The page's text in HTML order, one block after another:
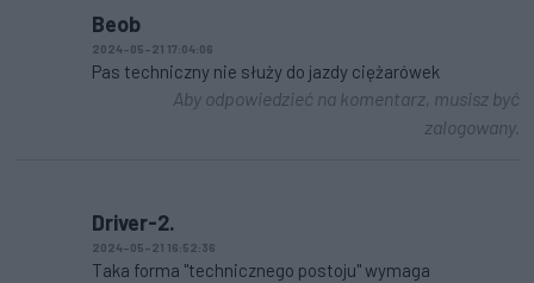
Beob
2024-05-21 17:04:06
Pas techniczny nie służy do jazdy ciężarówek
Aby odpowiedzieć na komentarz, musisz być
zalogowany.
Driver-2.
2024-05-21 16:52:36
Taka forma "technicznego postoju" wymaga